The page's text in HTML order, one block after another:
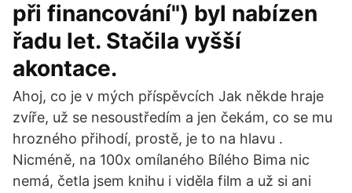
při financování") byl nabízen
řadu let. Stačila vyšší
akontace.
Ahoj, co je v mých příspěvcích Jak někde hraje
zvíře, už se nesoustředím a jen čekám, co se mu
hrozného přihodí, prostě, je to na hlavu .
Nicméně, na 100x omílaného Bílého Bima nic
nemá, četla jsem knihu i viděla film a už si ani